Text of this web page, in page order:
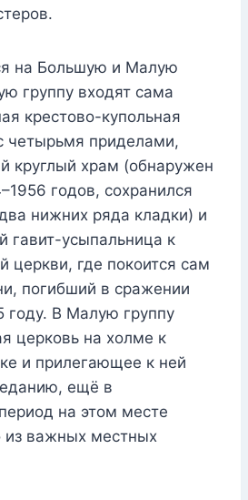
на Большую и Малую
группу входят сама
крестово-купольная
четырьмя приделами,
круглый храм (обнаружен
годов, сохранился
нижних ряда кладки) и
гавит-усыпальница к
церкви, где покоится сам
погибший в сражении
году. В Малую группу
церковь на холме к
и прилегающее к ней
ещё в
на этом месте
из важных местных